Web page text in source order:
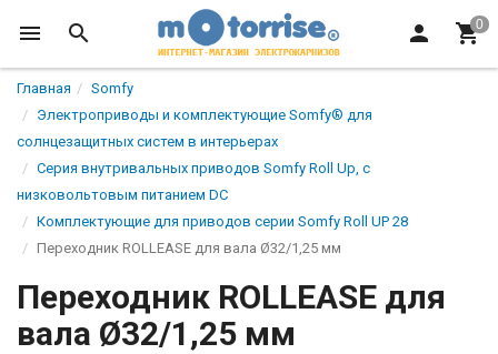
Главная
Somfy
Электроприводы и комплектующие Somfy® для
солнцезащитных систем в интерьерах
Серия внутривальных приводов Somfy Roll Up, с
низковольтовым питанием DC
Комплектующие для приводов серии Somfy Roll UP 28
Переходник ROLLEASE для вала Ø32/1,25 мм
Переходник ROLLEASE для
вала Ø32/1,25 мм